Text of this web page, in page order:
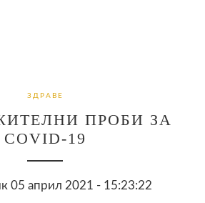
ЗДРАВЕ
ПРОБИ ЗА
COVID-19
05 април 2021 - 15:23:22